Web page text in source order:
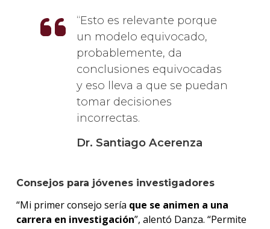
Esto es relevante porque
un modelo equivocado,
probablemente, da
conclusiones equivocadas
y eso lleva a que se puedan
tomar decisiones
incorrectas.
Dr. Santiago Acerenza
Consejos para jóvenes investigadores
“Mi primer consejo sería que se animen a una
carrera en investigación”, alentó Danza. “Permite